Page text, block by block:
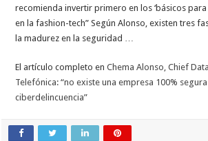
recomienda invertir primero en los ‘básicos
en la fashion-tech” Según Alonso, existen tres
la madurez en la seguridad …
El artículo completo enChema Alonso, Chief
Telefónica: “no existe una empresa 100%
ciberdelincuencia”